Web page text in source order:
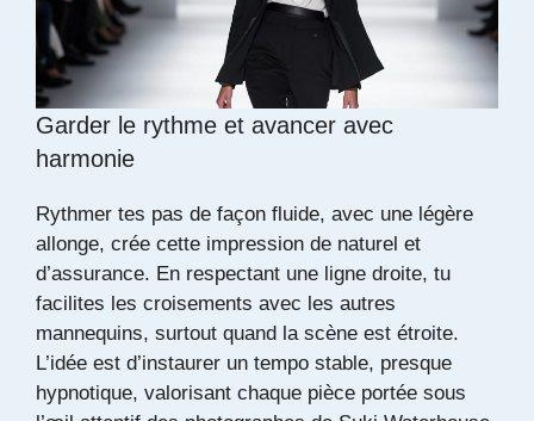
Garder le rythme et avancer avec
harmonie
Rythmer tes pas de façon fluide, avec une légère
allonge, crée cette impression de naturel et
d’assurance. En respectant une ligne droite, tu
facilites les croisements avec les autres
mannequins, surtout quand la scène est étroite.
L’idée est d’instaurer un tempo stable, presque
hypnotique, valorisant chaque pièce portée sous